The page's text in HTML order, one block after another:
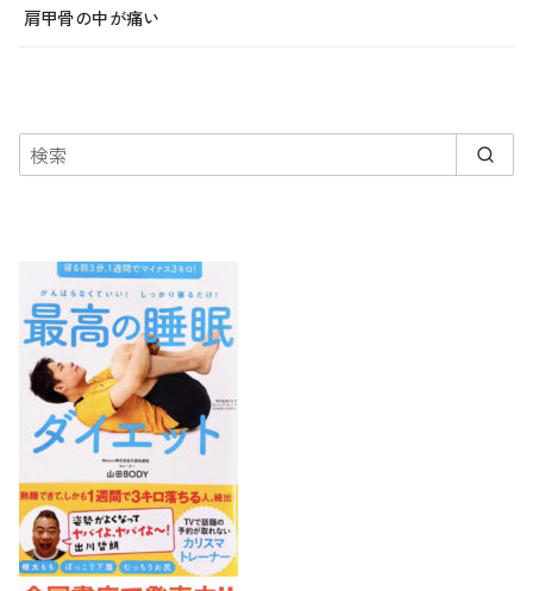
肩甲骨の中が痛い